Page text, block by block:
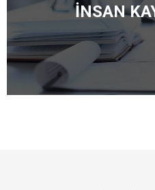
İNSAN